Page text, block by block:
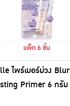
ไพร์เมอร์ม่วง Blur
Primer 6 กรัม